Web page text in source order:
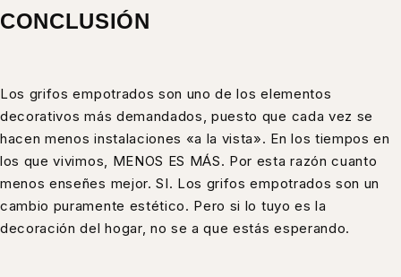
CONCLUSIÓN
Los grifos empotrados son uno de los elementos
decorativos más demandados, puesto que cada vez se
hacen menos instalaciones «a la vista». En los tiempos en
los que vivimos, MENOS ES MÁS. Por esta razón cuanto
menos enseñes mejor. SI. Los grifos empotrados son un
cambio puramente estético. Pero si lo tuyo es la
decoración del hogar, no se a que estás esperando.